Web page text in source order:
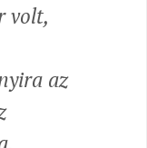
volt,
az